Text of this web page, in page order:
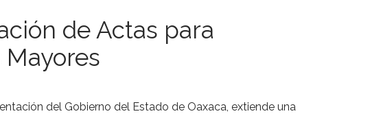
de Actas para
del Gobierno del Estado de Oaxaca, extiende una